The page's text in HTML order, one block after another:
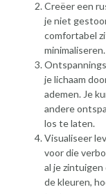
Creëer een
je niet
comfortabel
minimaliseren.
je lichaam
ademen. Je
andere
los te laten.
Visualiseer
voor die
al je
de kleuren,